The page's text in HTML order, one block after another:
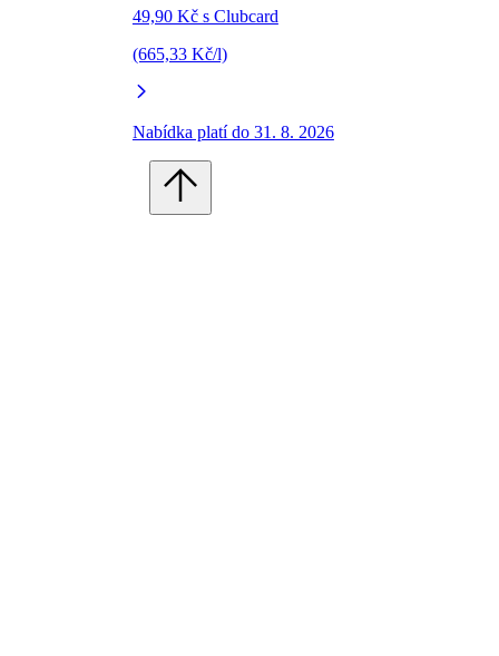
49,90 Kč s Clubcard
(665,33 Kč/l)
Nabídka platí do 31. 8. 2026